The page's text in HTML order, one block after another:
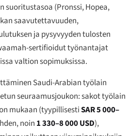
(Pronssi, Hopea,
saavutettavuuden,
ja pysyvyyden tulosten
sertifioidut työnantajat
valtion sopimuksissa.
Saudi-Arabian työlain
seuraamusjoukon: sakot työlain
mukaan (tyypillisestiSAR 5 000–
noin 1 330–8 000 USD),